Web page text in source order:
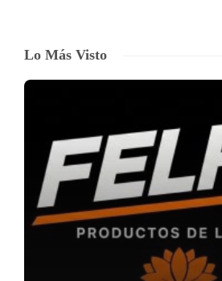
Lo Más Visto